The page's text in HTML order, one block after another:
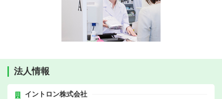
法人情報
イントロン株式会社